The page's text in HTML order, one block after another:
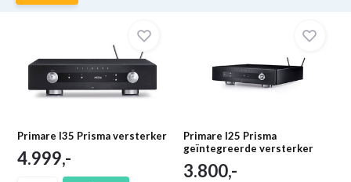
Primare I35 Prisma versterker
4.999,-
Primare I25 Prisma
geïntegreerde versterker
3.800,-